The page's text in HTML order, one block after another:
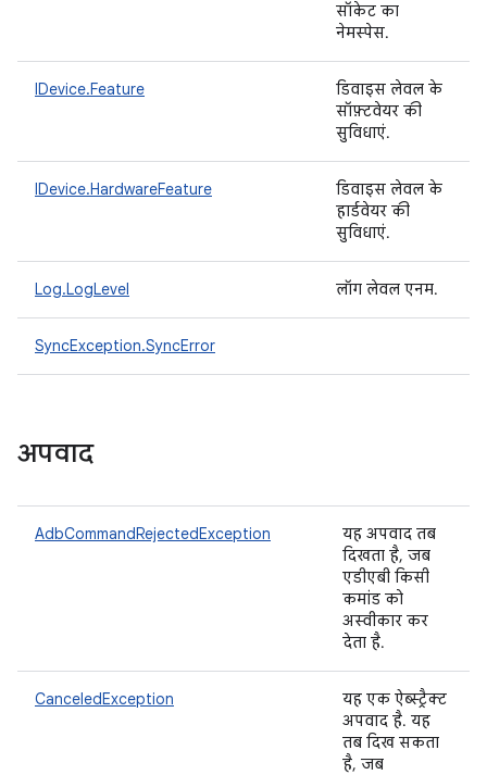
सॉकेट का
नेमस्पेस.
IDevice.Feature
डिवाइस लेवल के
सॉफ़्टवेयर की
सुविधाएं.
IDevice.HardwareFeature
डिवाइस लेवल के
हार्डवेयर की
सुविधाएं.
Log.LogLevel लॉग लेवल एनम.
SyncException.SyncError
अपवाद
AdbCommandRejectedException
यह अपवाद तब
दिखता है, जब
एडीएबी किसी
कमांड को
अस्वीकार कर
देता है.
CanceledException
यह एक ऐब्स्ट्रैक्ट
अपवाद है. यह
तब दिख सकता
है, जब